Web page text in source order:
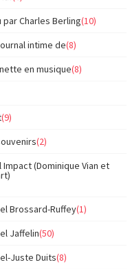
Charles Berling(10)
intime de(8)
en musique(8)
(9)
(2)
Impact (Dominique Vian et
Brossard-Ruffey(1)
Jaffelin(50)
Juste Duits(8)